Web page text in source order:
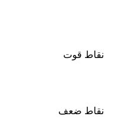
نقاط قوت
نقاط ضعف